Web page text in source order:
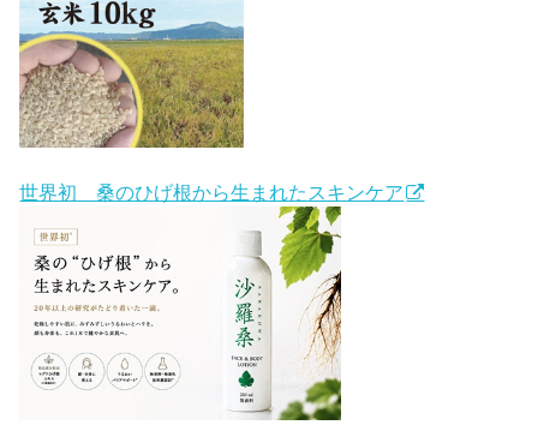
世界初 桑のひげ根から生まれたスキンケア